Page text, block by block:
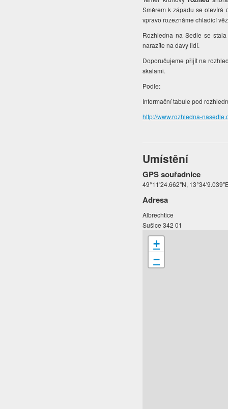
Směrem k západu se otevírá
vpravo rozeznáme chladicí
Rozhledna na Sedle se
narazíte na davy lidí.
Doporučujeme přijít na
skalami.
Podle:
Informační tabule pod
http://www.rozhledna-
Umístění
GPS souřadnice
49°11'24.662"N,
Adresa
Albrechtice
Sušice 342 01
+
−